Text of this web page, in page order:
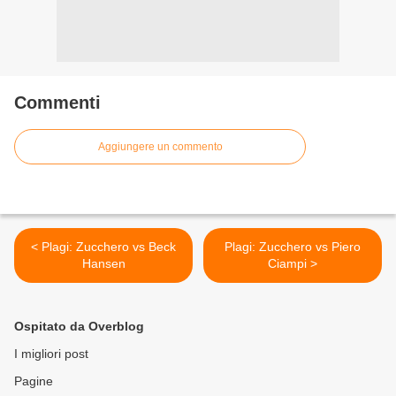
Commenti
Aggiungere un commento
< Plagi: Zucchero vs Beck
Hansen
Plagi: Zucchero vs Piero
Ciampi >
Ospitato da Overblog
I migliori post
Pagine